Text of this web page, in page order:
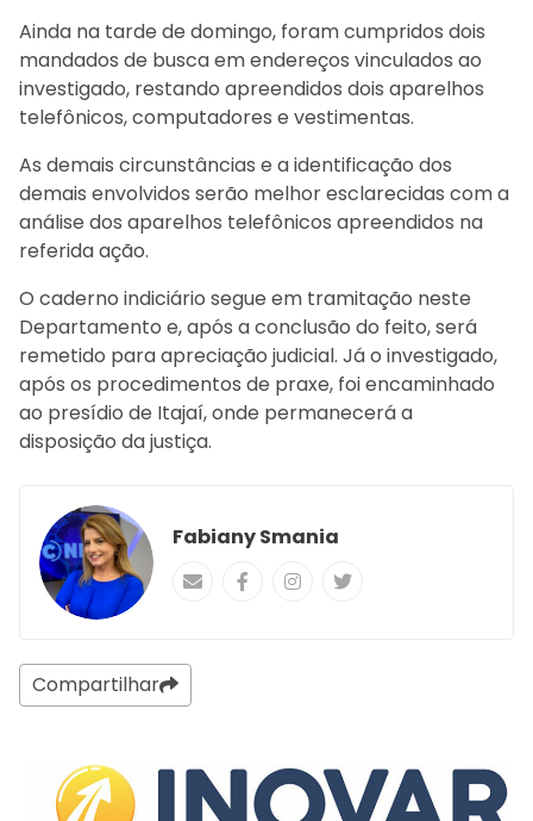
Ainda na tarde de domingo, foram cumpridos dois
mandados de busca em endereços vinculados ao
investigado, restando apreendidos dois aparelhos
telefônicos, computadores e vestimentas.
As demais circunstâncias e a identificação dos
demais envolvidos serão melhor esclarecidas com a
análise dos aparelhos telefônicos apreendidos na
referida ação.
O caderno indiciário segue em tramitação neste
Departamento e, após a conclusão do feito, será
remetido para apreciação judicial. Já o investigado,
após os procedimentos de praxe, foi encaminhado
ao presídio de Itajaí, onde permanecerá a
disposição da justiça.
Fabiany Smania
Compartilhar